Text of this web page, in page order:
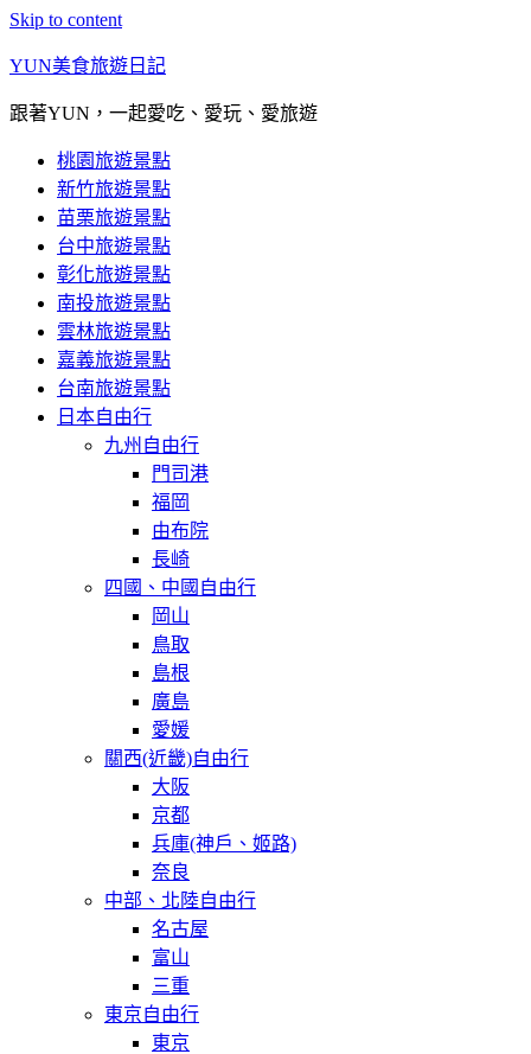
Skip to content
YUN美食旅遊日記
跟著YUN，一起愛吃、愛玩、愛旅遊
桃園旅遊景點
新竹旅遊景點
苗栗旅遊景點
台中旅遊景點
彰化旅遊景點
南投旅遊景點
雲林旅遊景點
嘉義旅遊景點
台南旅遊景點
日本自由行
九州自由行
門司港
福岡
由布院
長崎
四國、中國自由行
岡山
鳥取
島根
廣島
愛媛
關西(近畿)自由行
大阪
京都
兵庫(神戶、姬路)
奈良
中部、北陸自由行
名古屋
富山
三重
東京自由行
東京